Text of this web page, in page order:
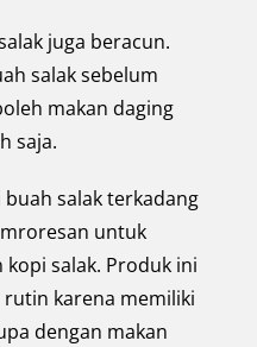
juga beracun.
salak sebelum
makan daging
saja.
salak terkadang
untuk
salak. Produk ini
karena memiliki
dengan makan